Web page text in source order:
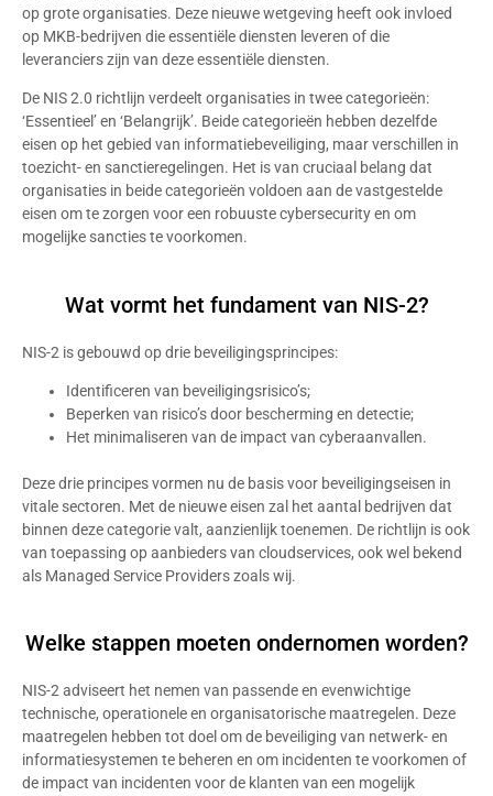
op grote organisaties. Deze nieuwe wetgeving heeft ook invloed
op MKB-bedrijven die essentiële diensten leveren of die
leveranciers zijn van deze essentiële diensten.
De NIS 2.0 richtlijn verdeelt organisaties in twee categorieën:
‘Essentieel’ en ‘Belangrijk’. Beide categorieën hebben dezelfde
eisen op het gebied van informatiebeveiliging, maar verschillen in
toezicht- en sanctieregelingen. Het is van cruciaal belang dat
organisaties in beide categorieën voldoen aan de vastgestelde
eisen om te zorgen voor een robuuste cybersecurity en om
mogelijke sancties te voorkomen.
Wat vormt het fundament van NIS-2?
NIS-2 is gebouwd op drie beveiligingsprincipes:
Identificeren van beveiligingsrisico’s;
Beperken van risico’s door bescherming en detectie;
Het minimaliseren van de impact van cyberaanvallen.
Deze drie principes vormen nu de basis voor beveiligingseisen in
vitale sectoren. Met de nieuwe eisen zal het aantal bedrijven dat
binnen deze categorie valt, aanzienlijk toenemen. De richtlijn is ook
van toepassing op aanbieders van cloudservices, ook wel bekend
als Managed Service Providers zoals wij.
Welke stappen moeten ondernomen worden?
NIS-2 adviseert het nemen van passende en evenwichtige
technische, operationele en organisatorische maatregelen. Deze
maatregelen hebben tot doel om de beveiliging van netwerk- en
informatiesystemen te beheren en om incidenten te voorkomen of
de impact van incidenten voor de klanten van een mogelijk